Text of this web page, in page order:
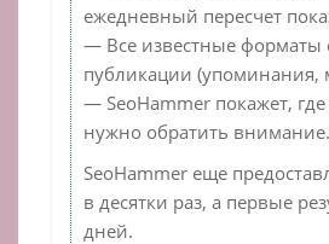
ежедневный пересчет
— Все известные форматы
публикации (упоминания,
— SeoHammer покажет,
нужно обратить внимание.
SeoHammer еще
в десятки раз, а первые
дней.